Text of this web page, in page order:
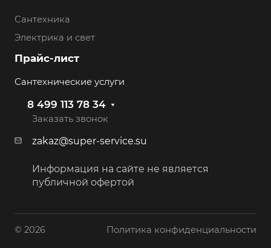
Сантехника
Электрика и свет
Прайс-лист
Сантехнические услуги
8 499 113 78 34
Заказать звонок
zakaz@super-service.su
Информация на сайте не является
публичной офертой
© 2026 Политика конфиденциальности